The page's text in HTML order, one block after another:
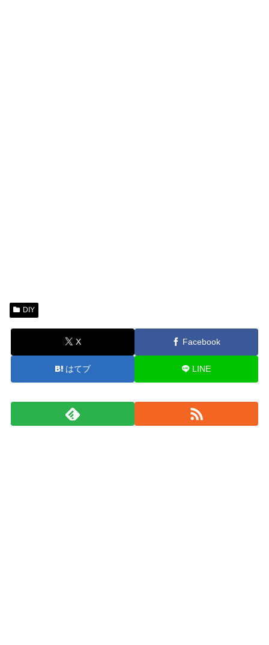
DIY
X Facebook
はてブ LINE